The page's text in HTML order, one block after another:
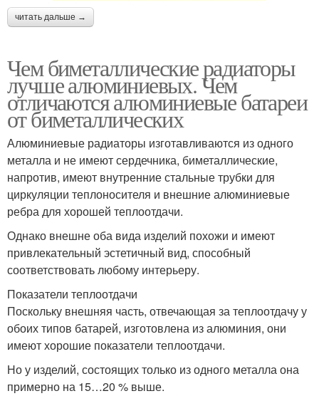
читать дальше →
Чем биметаллические радиаторы
лучше алюминиевых. Чем
отличаются алюминиевые батареи
от биметаллических
Алюминиевые радиаторы изготавливаются из одного
металла и не имеют сердечника, биметаллические,
напротив, имеют внутренние стальные трубки для
циркуляции теплоносителя и внешние алюминиевые
ребра для хорошей теплоотдачи.
Однако внешне оба вида изделий похожи и имеют
привлекательный эстетичный вид, способный
соответствовать любому интерьеру.
Показатели теплоотдачи
Поскольку внешняя часть, отвечающая за теплоотдачу у
обоих типов батарей, изготовлена из алюминия, они
имеют хорошие показатели теплоотдачи.
Но у изделий, состоящих только из одного металла она
примерно на 15…20 % выше.